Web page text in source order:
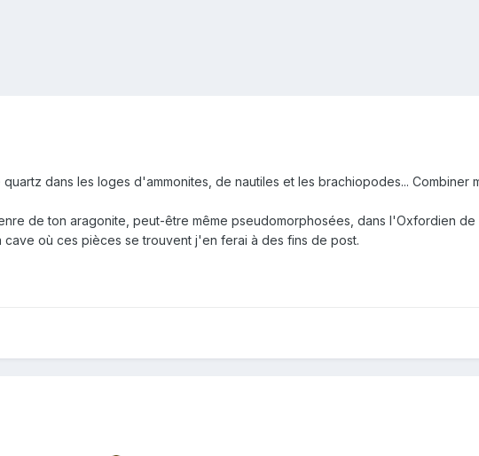
dans les loges d'ammonites, de nautiles et les brachiopodes... Combiner
de ton aragonite, peut-être même pseudomorphosées, dans l'Oxfordien
où ces pièces se trouvent j'en ferai à des fins de post.